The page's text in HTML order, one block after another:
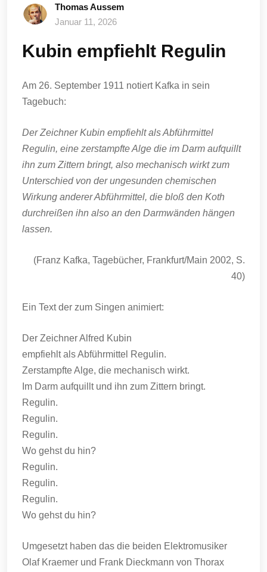
Thomas Aussem
Januar 11, 2026
Kubin empfiehlt Regulin
Am 26. September 1911 notiert Kafka in sein
Tagebuch:
Der Zeichner Kubin empfiehlt als Abführmittel
Regulin, eine zerstampfte Alge die im Darm aufquillt
ihn zum Zittern bringt, also mechanisch wirkt zum
Unterschied von der ungesunden chemischen
Wirkung anderer Abführmittel, die bloß den Koth
durchreißen ihn also an den Darmwänden hängen
lassen.
(Franz Kafka, Tagebücher, Frankfurt/Main 2002, S.
40)
Ein Text der zum Singen animiert:
Der Zeichner Alfred Kubin
empfiehlt als Abführmittel Regulin.
Zerstampfte Alge, die mechanisch wirkt.
Im Darm aufquillt und ihn zum Zittern bringt.
Regulin.
Regulin.
Regulin.
Wo gehst du hin?
Regulin.
Regulin.
Regulin.
Wo gehst du hin?
Umgesetzt haben das die beiden Elektromusiker
Olaf Kraemer und Frank Dieckmann von Thorax